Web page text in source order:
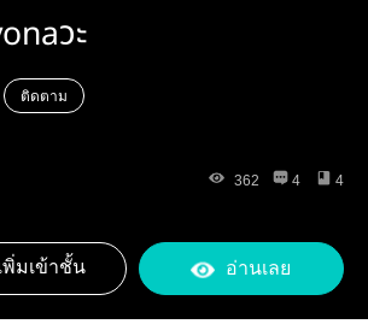
วะ
ติดตาม
362 4 4
พิ่มเข้าชั้น อ่านเลย